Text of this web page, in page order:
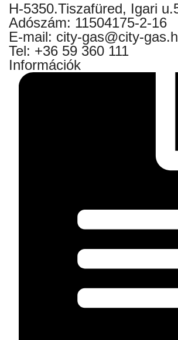
H-5350.Tiszafüred, Igari
Adószám: 11504175-2-16
E-mail: city-gas@city-
Tel: +36 59 360 111
Információk